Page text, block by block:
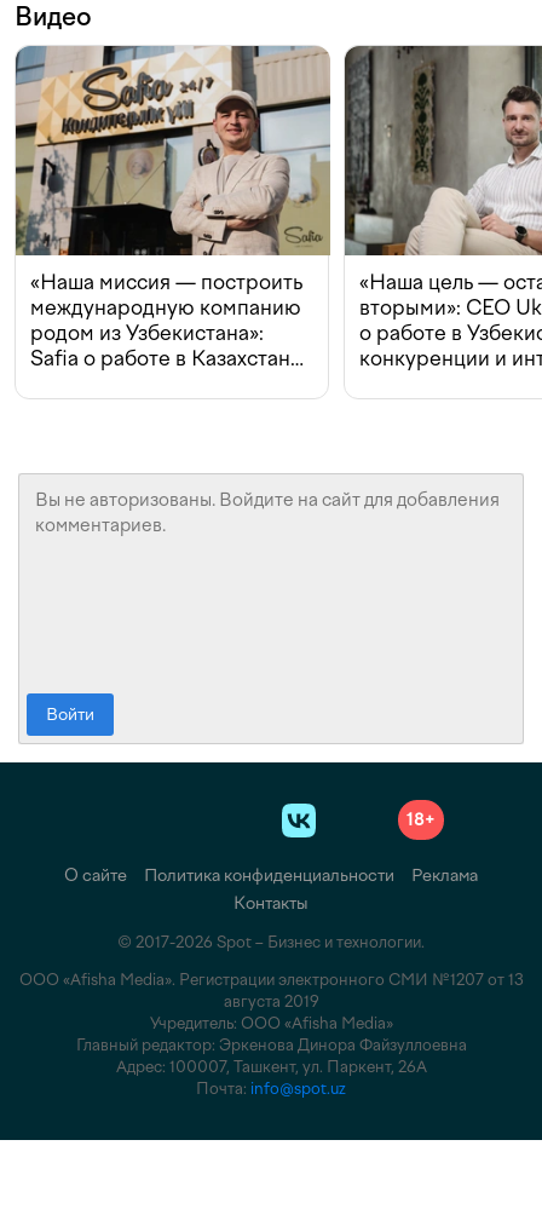
Видео
«Наша миссия — построить
международную компанию
родом из Узбекистана»:
Safia о работе в Казахстане,
«Наша цель —
вторыми»: CEO
о работе в
конкуренции и
Войти
18+
О сайте Политика конфиденциальности
Реклама
Контакты
© 2017-2026 Spot – Бизнес и технологии.
ООО «Afisha Media». Регистрации электронного СМИ №1207 от 13
августа 2019
Учредитель: ООО «Afisha Media»
Главный редактор: Эркенова Динора Файзуллоевна
Адрес: 100007, Ташкент, ул. Паркент, 26А
Почта: info@spot.uz